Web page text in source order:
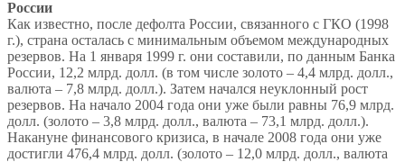
России
Как известно, после дефолта России, связанного с ГКО (1998
г.), страна осталась с минимальным объемом международных
резервов. На 1 января 1999 г. они составили, по данным Банка
России, 12,2 млрд. долл. (в том числе золото – 4,4 млрд. долл.,
валюта – 7,8 млрд. долл.). Затем начался неуклонный рост
резервов. На начало 2004 года они уже были равны 76,9 млрд.
долл. (золото – 3,8 млрд. долл., валюта – 73,1 млрд. долл.).
Накануне финансового кризиса, в начале 2008 года они уже
достигли 476,4 млрд. долл. (золото – 12,0 млрд. долл., валюта